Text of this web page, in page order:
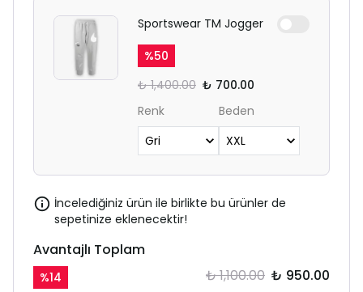
Sportswear TM Jogger
%50
₺ 1,400.00 ₺ 700.00
Renk
Beden
İncelediğiniz ürün ile birlikte bu ürünler de
sepetinize eklenecektir!
Avantajlı Toplam
%14 ₺ 1,100.00 ₺ 950.00